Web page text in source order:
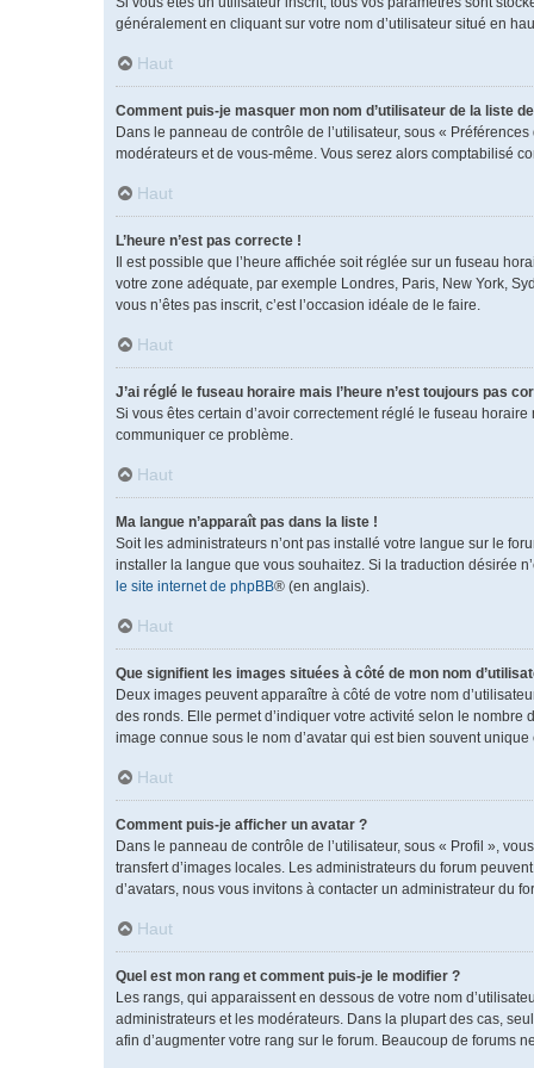
généralement en cliquant sur votre nom d’utilisateur situé en
Haut
Comment puis-je masquer mon nom d’utilisateur de la liste
Dans le panneau de contrôle de l’utilisateur, sous «
modérateurs et de vous-même. Vous serez alors comptabilisé
Haut
L’heure n’est pas correcte !
Il est possible que l’heure affichée soit réglée sur un fuseau
votre zone adéquate, par exemple Londres, Paris, New York,
vous n’êtes pas inscrit, c’est l’occasion idéale de le faire.
Haut
J’ai réglé le fuseau horaire mais l’heure n’est toujours pas
Si vous êtes certain d’avoir correctement réglé le fuseau
communiquer ce problème.
Haut
Ma langue n’apparaît pas dans la liste !
Soit les administrateurs n’ont pas installé votre langue sur le
installer la langue que vous souhaitez. Si la traduction désirée
le site internet de phpBB® (en anglais).
Haut
Que signifient les images situées à côté de mon nom
Deux images peuvent apparaître à côté de votre nom
des ronds. Elle permet d’indiquer votre activité selon le
image connue sous le nom d’avatar qui est bien souvent
Haut
Comment puis-je afficher un avatar ?
Dans le panneau de contrôle de l’utilisateur, sous « Profil »,
transfert d’images locales. Les administrateurs du forum
d’avatars, nous vous invitons à contacter un administrateur du
Haut
Quel est mon rang et comment puis-je le modifier ?
Les rangs, qui apparaissent en dessous de votre nom
administrateurs et les modérateurs. Dans la plupart des cas,
afin d’augmenter votre rang sur le forum. Beaucoup de forums